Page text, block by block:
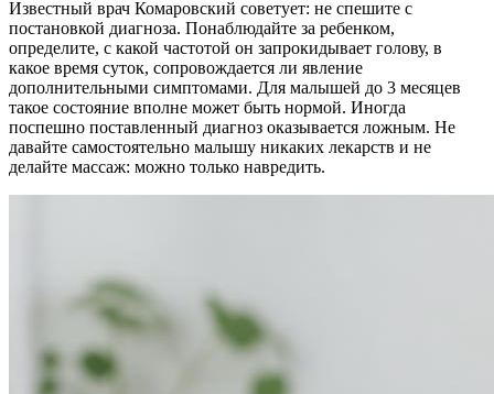
Известный врач Комаровский советует: не спешите с
постановкой диагноза. Понаблюдайте за ребенком,
определите, с какой частотой он запрокидывает голову, в
какое время суток, сопровождается ли явление
дополнительными симптомами. Для малышей до 3 месяцев
такое состояние вполне может быть нормой. Иногда
поспешно поставленный диагноз оказывается ложным. Не
давайте самостоятельно малышу никаких лекарств и не
делайте массаж: можно только навредить.